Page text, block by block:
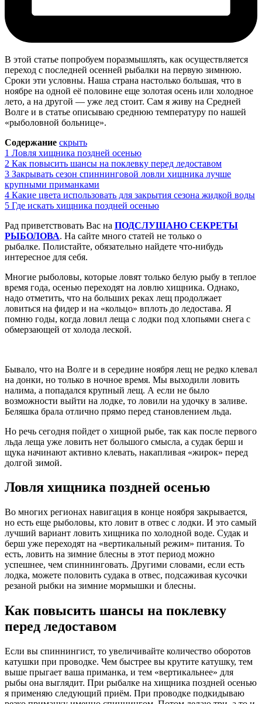
В этой статье попробуем поразмышлять, как осуществляется
переход с последней осенней рыбалки на первую зимнюю.
Сроки эти условны. Наша страна настолько большая, что в
ноябре на одной её половине еще золотая осень или холодное
лето, а на другой — уже лед стоит. Сам я живу на Средней
Волге и в статье описываю среднюю температуру по нашей
«рыболовной больнице».
Содержание скрыть
1 Ловля хищника поздней осенью
2 Как повысить шансы на поклевку перед ледоставом
3 Закрывать сезон спиннинговой ловли хищника лучше
крупными приманками
4 Какие цвета использовать для закрытия сезона жидкой воды
5 Где искать хищника поздней осенью
Рад приветствовать Вас на ПОДСЛУШАНО СЕКРЕТЫ
РЫБОЛОВА. На сайте много статей не только о
рыбалке. Полистайте, обязательно найдете что-нибудь
интересное для себя.
Многие рыболовы, которые ловят только белую рыбу в теплое
время года, осенью переходят на ловлю хищника. Однако,
надо отметить, что на больших реках лещ продолжает
ловиться на фидер и на «кольцо» вплоть до ледостава. Я
помню годы, когда ловил леща с лодки под хлопьями снега с
обмерзающей от холода леской.
Бывало, что на Волге и в середине ноября лещ не редко клевал
на донки, но только в ночное время. Мы выходили ловить
налима, а попадался крупный лещ. А если не было
возможности выйти на лодке, то ловили на удочку в заливе.
Беляшка брала отлично прямо перед становлением льда.
Но речь сегодня пойдет о хищной рыбе, так как после первого
льда леща уже ловить нет большого смысла, а судак берш и
щука начинают активно клевать, накапливая «жирок» перед
долгой зимой.
Ловля хищника поздней осенью
Во многих регионах навигация в конце ноября закрывается,
но есть еще рыболовы, кто ловит в отвес с лодки. И это самый
лучший вариант ловить хищника по холодной воде. Судак и
берш уже переходят на «вертикальный режим» питания. То
есть, ловить на зимние блесны в этот период можно
успешнее, чем спиннинговать. Другими словами, если есть
лодка, можете половить судака в отвес, подсаживая кусочки
резаной рыбки на зимние мормышки и блесны.
Как повысить шансы на поклевку
перед ледоставом
Если вы спиннингист, то увеличивайте количество оборотов
катушки при проводке. Чем быстрее вы крутите катушку, тем
выше прыгает ваша приманка, и тем «вертикальнее» для
рыбы она выглядит. При рыбалке на хищника поздней осенью
я применяю следующий приём. При проводке подкидываю